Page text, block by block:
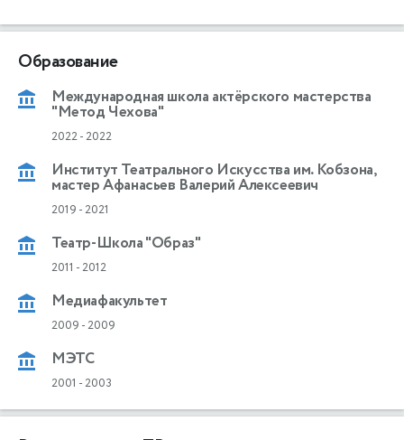
Образование
Международная школа актёрского мастерства
"Метод Чехова"
2022- 2022
Институт Театрального Искусства им. Кобзона,
мастер Афанасьев Валерий Алексеевич
2019 - 2021
Театр-Школа "Образ"
2011 - 2012
Медиафакультет
2009 - 2009
МЭТС
2001 - 2003